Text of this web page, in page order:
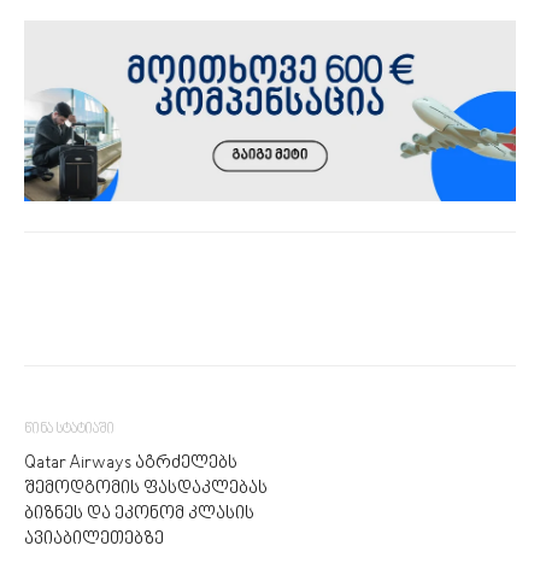
წინა სტატიაში
Qatar Airways აგრძელებს
შემოდგომის ფასდაკლებას
ბიზნეს და ეკონომ კლასის
ავიაბილეთებზე